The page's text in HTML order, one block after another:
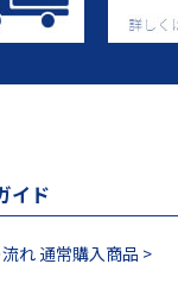
イド
れ 通常購入商品 >